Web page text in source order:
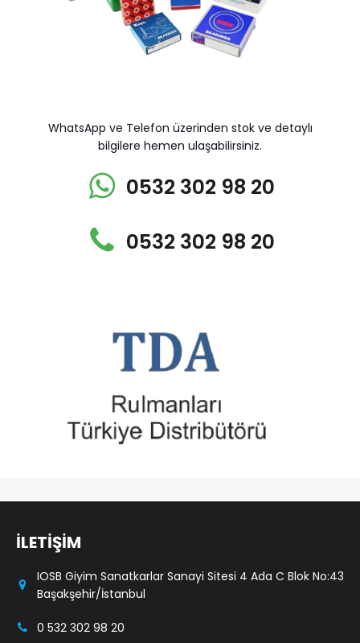
WhatsApp ve Telefon üzerinden stok ve detaylı
bilgilere hemen ulaşabilirsiniz.
0532 302 98 20
0532 302 98 20
İLETİŞİM
IOSB Giyim Sanatkarlar Sanayi Sitesi 4 Ada C Blok No:43
Başakşehir/İstanbul
0 532 302 98 20